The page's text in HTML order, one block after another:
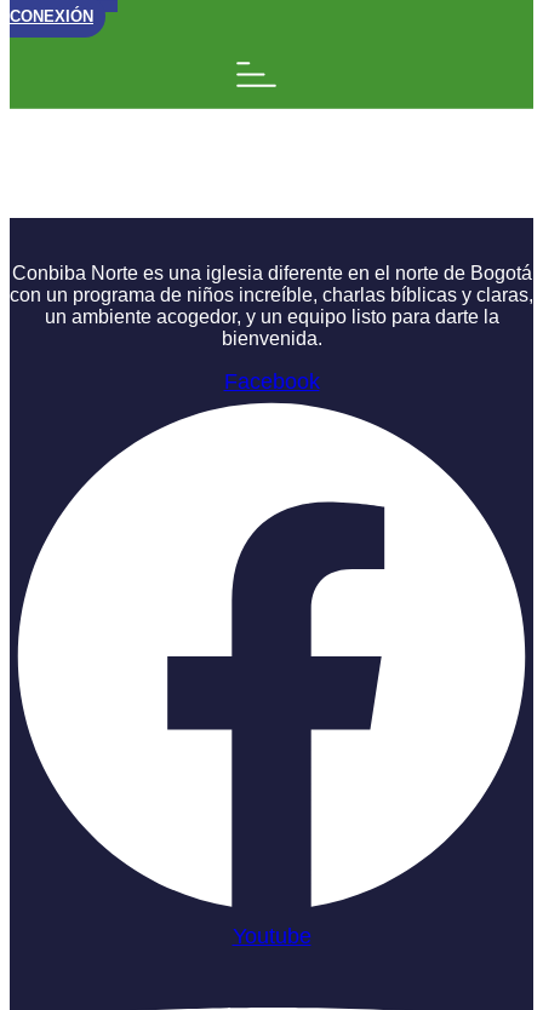
CONEXIÓN
Conbiba Norte es una iglesia diferente en el norte de Bogotá
con un programa de niños increíble, charlas bíblicas y claras,
un ambiente acogedor, y un equipo listo para darte la
bienvenida.
Facebook
Youtube